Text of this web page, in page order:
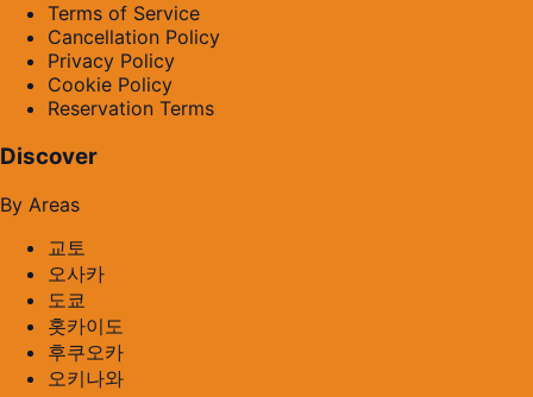
Terms of Service
Cancellation Policy
Privacy Policy
Cookie Policy
Reservation Terms
Discover
By Areas
교토
오사카
도쿄
홋카이도
후쿠오카
오키나와